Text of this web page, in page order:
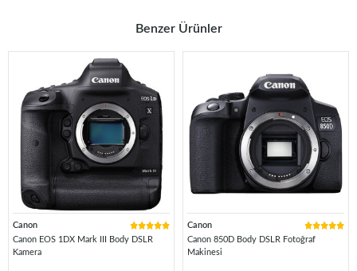
Benzer Ürünler
Canon
Canon EOS 1DX Mark III Body DSLR
Kamera
Canon
Canon 850D Body DSLR Fotoğraf
Makinesi